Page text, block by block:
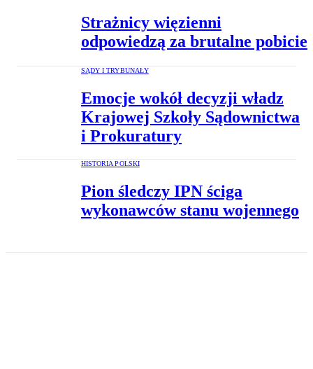
Strażnicy więzienni
odpowiedzą za brutalne pobicie
SĄDY I TRYBUNAŁY
Emocje wokół decyzji władz
Krajowej Szkoły Sądownictwa
i Prokuratury
HISTORIA POLSKI
Pion śledczy IPN ściga
wykonawców stanu wojennego